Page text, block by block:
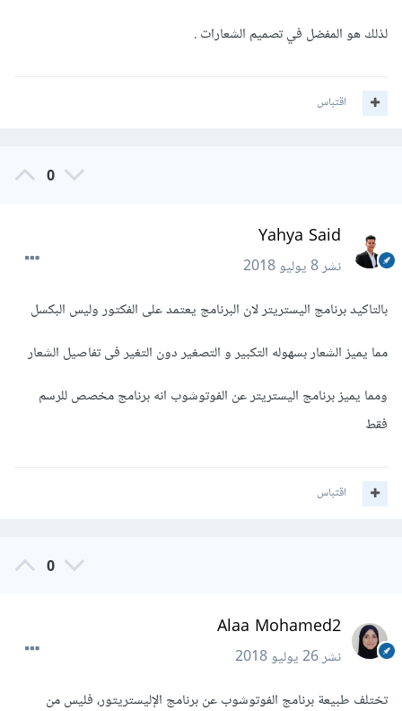
لذلك هو المفضل في تصميم الشعارات .
اقتباس
0
Yahya Said
نشر8 يوليو 2018
بالتاكيد برنامج اليستريتر لان البرنامج يعتمد على الفكتور وليس البكسل
مما يميز الشعار بسهوله التكبير و التصغير دون التغير فى تفاصيل الشعار
ومما يميز برنامج اليستريتر عن الفوتوشوب انه برنامج مخصص للرسم
فقط
اقتباس
0
Alaa Mohamed2
نشر26 يوليو 2018
تختلف طبيعة برنامج الفوتوشوب عن برنامج الإليستريتور، فليس من